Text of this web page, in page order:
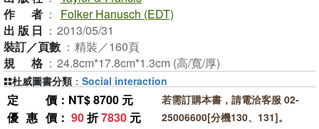
作者 ：
Folker Hanusch (EDT)
出版日 ： 2013/05/31
裝訂／頁數 ： 精裝／160頁
規格 ： 24.8cm*17.8cm*1.3cm (高/寬/厚)
定價 ：NT$ 8700 元
優惠價 ： 90折7830 元
若需訂購本書，請電洽客服 02-
25006600[分機130、131]。
杜威圖書分類 ： Social interaction